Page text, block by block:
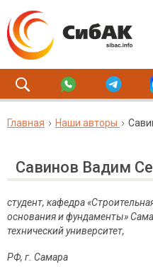
Главная Наши авторы
Савинов Вадим
студент, кафедра
основания и фундаменты»
технический университет,
РФ, г. Самара